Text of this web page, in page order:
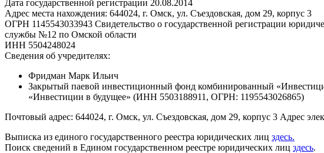
Дата государственной регистрации 20.08.2014
Адрес места нахождения: 644024, г. Омск, ул. Съездовская, дом 29, корпус 3
ОГРН 1145543033943 Свидетельство о государственной регистрации
службы №12 по Омской области
ИНН 5504248024
Сведения об учредителях:
Фридман Марк Ильич
Закрытый паевой инвестиционный фонд комбинированный
«Инвестиции в будущее» (ИНН 5503188911, ОГРН: 1195543026865)
Почтовый адрес: 644024, г. Омск, ул. Съездовская, дом 29, корпус 3 Адрес
Выписка из единого государственного реестра юридических лиц здесь.
Поиск сведений в Едином государственном реестре юридических лиц здесь.